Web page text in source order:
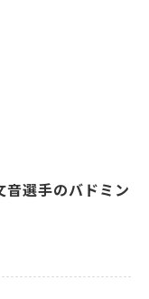
音選手のバドミン